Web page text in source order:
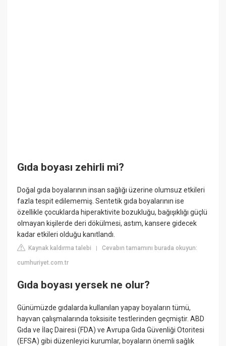
Gıda boyası zehirli mi?
Doğal gıda boyalarının insan sağlığı üzerine olumsuz etkileri
fazla tespit edilememiş. Sentetik gıda boyalarının ise
özellikle çocuklarda hiperaktivite bozukluğu, bağışıklığı güçlü
olmayan kişilerde deri dökülmesi, astım, kansere gidecek
kadar etkileri olduğu kanıtlandı.
Kaynak kaldırma talebi |Cevabın tamamını burada okuyun:
cumhuriyet.com.tr
Gıda boyası yersek ne olur?
Günümüzde gıdalarda kullanılan yapay boyaların tümü,
hayvan çalışmalarında toksisite testlerinden geçmiştir. ABD
Gıda ve İlaç Dairesi (FDA) ve Avrupa Gıda Güvenliği Otoritesi
(EFSA) gibi düzenleyici kurumlar, boyaların önemli sağlık